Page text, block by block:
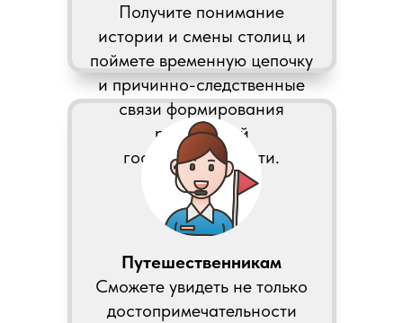
Получите понимание
истории и смены столиц и
поймете временную цепочку
и причинно-следственные
связи формирования
российской
государственности.
Путешественникам
Сможете увидеть не только
достопримечательности